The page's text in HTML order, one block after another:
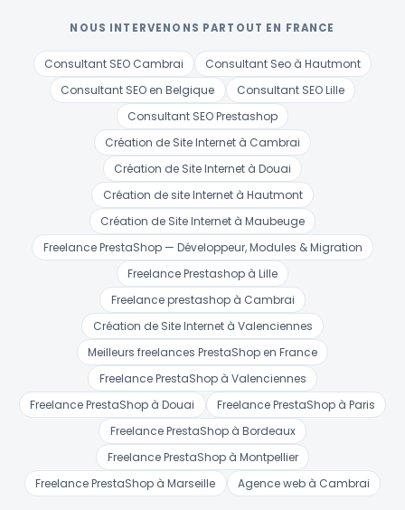
NOUS INTERVENONS PARTOUT EN FRANCE
Consultant SEO Cambrai
Consultant Seo à Hautmont
Consultant SEO en Belgique
Consultant SEO Lille
Consultant SEO Prestashop
Création de Site Internet à Cambrai
Création de Site Internet à Douai
Création de site Internet à Hautmont
Création de Site Internet à Maubeuge
Freelance PrestaShop — Développeur, Modules & Migration
Freelance Prestashop à Lille
Freelance prestashop à Cambrai
Création de Site Internet à Valenciennes
Meilleurs freelances PrestaShop en France
Freelance PrestaShop à Valenciennes
Freelance PrestaShop à Douai
Freelance PrestaShop à Paris
Freelance PrestaShop à Bordeaux
Freelance PrestaShop à Montpellier
Freelance PrestaShop à Marseille
Agence web à Cambrai